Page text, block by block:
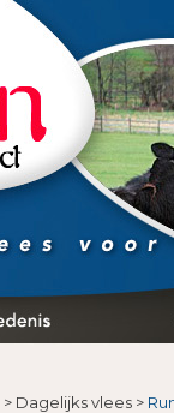
> Dagelijks vlees >